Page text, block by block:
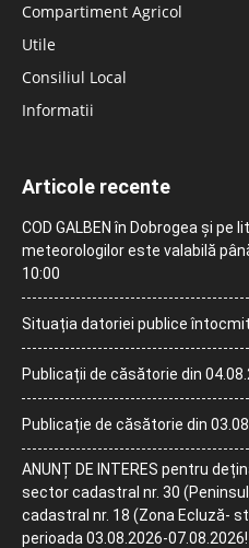
Compartiment Agricol
Utile
Consiliul Local
Informatii
Articole recente
COD GALBEN în Dobrogea și pe
meteorologilor este valabilă
10:00
Situația datoriei publice
Publicații de căsătorie din
Publicație de căsătorie din
ANUNȚ DE INTERES pentru
sector cadastral nr. 30
cadastral nr. 18 (Zona Ecluză-
perioada 03.08.2026-07.08.2026!